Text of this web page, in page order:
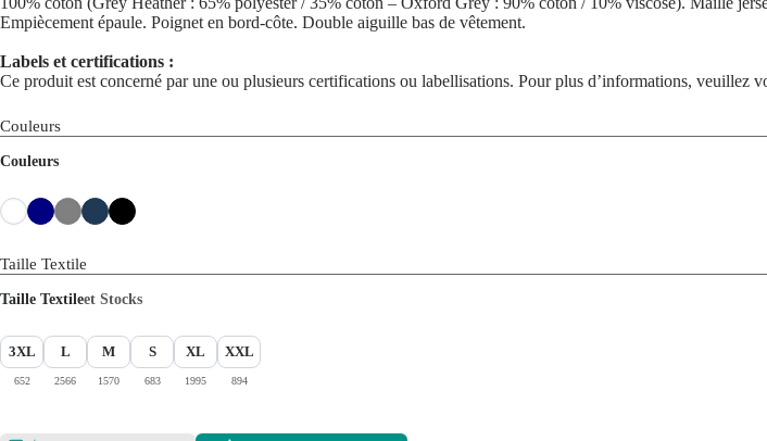
Empiècement épaule. Poignet en bord-côte. Double aiguille bas de vêtement.
Labels et certifications :
Ce produit est concerné par une ou plusieurs certifications ou labellisations. Pour plus d’informations, veuillez
Couleurs
Couleurs
Taille Textile
Taille Textileet Stocks
3XL
652
L
2566
M
1570
S
683
XL
1995
XXL
894